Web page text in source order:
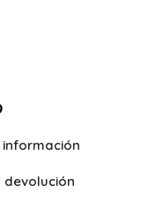
información
devolución